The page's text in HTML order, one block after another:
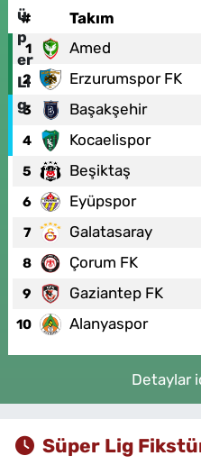
# Takım
1 Amed
2 Erzurumspor FK
3 Başakşehir
4 Kocaelispor
5 Beşiktaş
6 Eyüpspor
7 Galatasaray
8 Çorum FK
9 Gaziantep FK
10 Alanyaspor
Detaylar
Süper Lig